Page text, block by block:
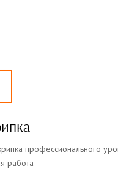
профессионального
работа